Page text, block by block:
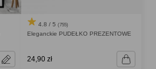
4.8 / 5 (755)
Eleganckie PUDEŁKO PREZENTOWE
24,90 zł